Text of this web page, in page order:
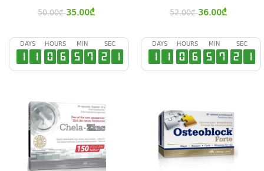
50.00₾ 35.00₾ 52.00₾ 36.00₾
DAYS
1 1
HOURS
0 6
MIN
5 7
SEC
2 0
DAYS
1 1
HOURS
0 6
MIN
5 7
SEC
2 0